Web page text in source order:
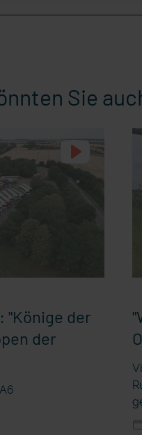
Sie
"Könige der
der